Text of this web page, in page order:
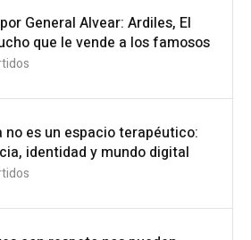
General Alvear: Ardiles, El
que le vende a los famosos
no es un espacio terapéutico:
identidad y mundo digital